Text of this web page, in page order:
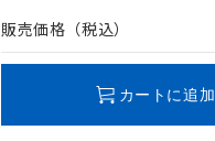
販売価格（税込）
カートに追加